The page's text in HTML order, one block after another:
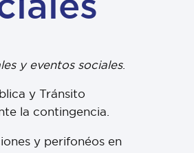
y eventos sociales.
y Tránsito
la contingencia.
y perifonéos en